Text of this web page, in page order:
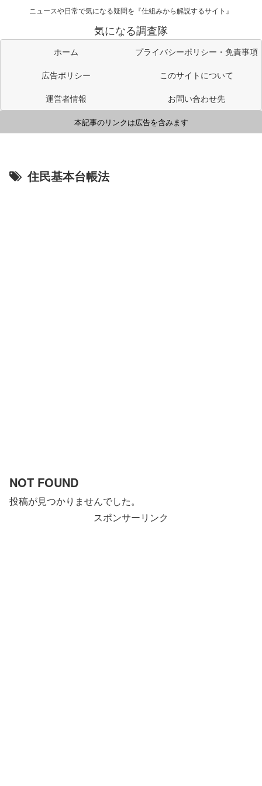
ニュースや日常で気になる疑問を『仕組みから解説するサイト』
気になる調査隊
ホーム
プライバシーポリシー・免責事項
広告ポリシー
このサイトについて
運営者情報
お問い合わせ先
本記事のリンクは広告を含みます
住民基本台帳法
NOT FOUND
投稿が見つかりませんでした。
スポンサーリンク